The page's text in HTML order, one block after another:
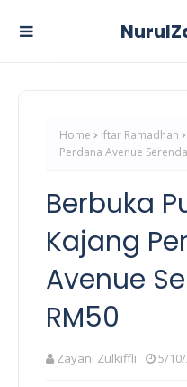
Home Iftar Ramadhan
Perdana Avenue
Berbuka
Kajang
Avenue
RM50
Zayani Zulkiffli 5/